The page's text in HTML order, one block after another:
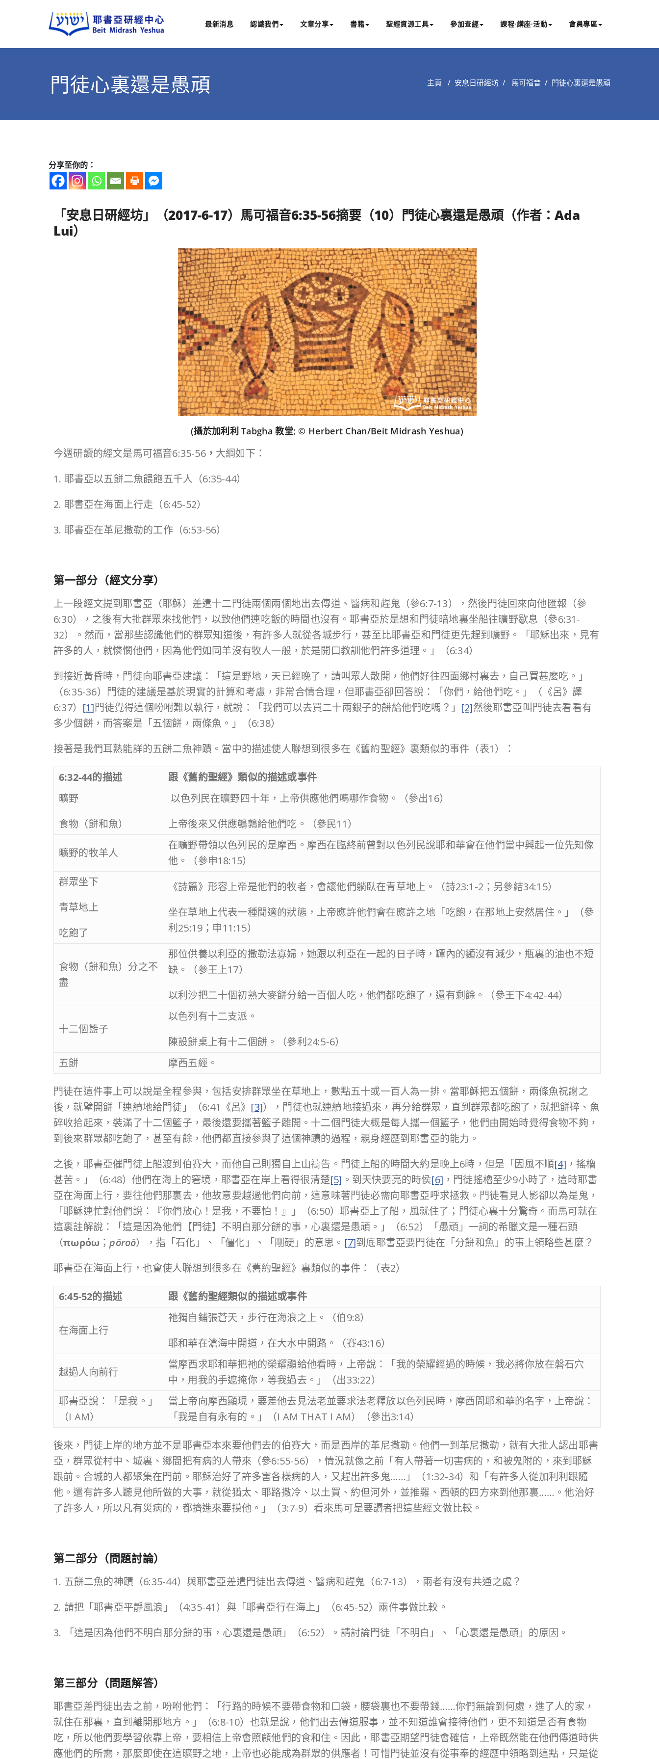
最新消息 認識我們 文章分享 書籍 聖經資源工具 參加查經 課程∙講座∙活動 會員專區
門徒心裏還是愚頑 主頁 / 安息日研經坊 / 馬可福音 / 門徒心裏還是愚頑
分享至你的：
「安息日研經坊」（2017-6-17）馬可福音6:35-56摘要（10）門徒心裏還是愚頑（作者：Ada
Lui）
(攝於加利利 Tabgha 教堂; © Herbert Chan/Beit Midrash Yeshua)
今週研讀的經文是馬可福音6:35-56， 大綱如下：
1. 耶書亞以五餅二魚餵飽五千人（6:35-44）
2. 耶書亞在海面上行走（6:45-52）
3. 耶書亞在革尼撒勒的工作（6:53-56）
第一部分（經文分享）
上一段經文提到耶書亞（耶穌）差遣十二門徒兩個兩個地出去傳道、醫病和趕鬼（參6:7-13），然後門徒回來向他匯報（參
6:30），之後有大批群眾來找他們，以致他們連吃飯的時間也沒有。耶書亞於是想和門徒暗地裏坐船往曠野歇息（參6:31-
32）。然而，當那些認識他們的群眾知道後，有許多人就從各城步行，甚至比耶書亞和門徒更先趕到曠野。「耶穌出來，見有
許多的人，就憐憫他們，因為他們如同羊沒有牧人一般，於是開口教訓他們許多道理。」（6:34）
到接近黃昏時，門徒向耶書亞建議：「這是野地，天已經晚了，請叫眾人散開，他們好往四面鄉村裏去，自己買甚麼吃。」
（6:35-36）門徒的建議是基於現實的計算和考慮，非常合情合理，但耶書亞卻回答說：「你們，給他們吃。」（《呂》譯
6:37） [1]門徒覺得這個吩咐難以執行，就說：「我們可以去買二十兩銀子的餅給他們吃嗎？」 [2]然後耶書亞叫門徒去看看有
多少個餅，而答案是「五個餅，兩條魚。」（6:38）
接著是我們耳熟能詳的五餅二魚神蹟。當中的描述使人聯想到很多在《舊約聖經》裏類似的事件（表1）：
6:32-44的描述
跟《舊約聖經》類似的描述或事件
曠野
食物（餅和魚）
以色列民在曠野四十年，上帝供應他們嗎哪作食物。（參出16）
上帝後來又供應鵪鶉給他們吃。（參民11）
曠野的牧羊人
在曠野帶領以色列民的是摩西。摩西在臨終前曾對以色列民說耶和華會在他們當中興起一位先知像
他。（參申18:15）
群眾坐下
青草地上
吃飽了
《詩篇》形容上帝是他們的牧者，會讓他們躺臥在青草地上。（詩23:1-2；另參結34:15）
坐在草地上代表一種閒適的狀態，上帝應許他們會在應許之地「吃飽，在那地上安然居住。」（參
利25:19；申11:15）
食物（餅和魚）分之不
盡
那位供養以利亞的撒勒法寡婦，她跟以利亞在一起的日子時，罈內的麵沒有減少，瓶裏的油也不短
缺。（參王上17）
以利沙把二十個初熟大麥餅分給一百個人吃，他們都吃飽了，還有剩餘。（參王下4:42-44）
十二個籃子
以色列有十二支派。
陳設餅桌上有十二個餅。（參利24:5-6）
五餅
摩西五經。
門徒在這件事上可以說是全程參與，包括安排群眾坐在草地上，數點五十或一百人為一排。當耶穌把五個餅，兩條魚祝謝之
後，就擘開餅「連續地給門徒」（6:41《呂》 [3]），門徒也就連續地接過來，再分給群眾，直到群眾都吃飽了，就把餅碎、魚
碎收拾起來，裝滿了十二個籃子，最後還要攜著籃子離開。十二個門徒大概是每人攜一個籃子，他們由開始時覺得食物不夠，
到後來群眾都吃飽了，甚至有餘，他們都直接參與了這個神蹟的過程，親身經歷到耶書亞的能力。
之後，耶書亞催門徒上船渡到伯賽大，而他自己則獨自上山禱告。門徒上船的時間大約是晚上6時，但是「因風不順[4] ，搖櫓
甚苦。」（6:48）他們在海上的窘境，耶書亞在岸上看得很清楚[5] 。到天快要亮的時侯[6] ，門徒搖櫓至少9小時了，這時耶書
亞在海面上行，要往他們那裏去，他故意要越過他們向前，這意味著門徒必需向耶書亞呼求拯救。門徒看見人影卻以為是鬼，
「耶穌連忙對他們說：『你們放心！是我，不要怕！』」（6:50）耶書亞上了船，風就住了；門徒心裏十分驚奇。而馬可就在
這裏註解說：「這是因為他們【門徒】不明白那分餅的事，心裏還是愚頑。」（6:52）「愚頑」一詞的希臘文是一種石頭
（πωρόω ；pōroō），指「石化」、「僵化」、「剛硬」的意思。 [7]到底耶書亞要門徒在「分餅和魚」的事上領略些甚麼？
耶書亞在海面上行，也會使人聯想到很多在《舊約聖經》裏類似的事件：（表2）
6:45-52的描述 跟《舊約聖經類似的描述或事件
在海面上行
祂獨自鋪張蒼天，步行在海浪之上。（伯9:8）
耶和華在滄海中開道，在大水中開路。（賽43:16）
越過人向前行
當摩西求耶和華把祂的榮耀顯給他看時，上帝說：「我的榮耀經過的時候，我必將你放在磐石穴
中，用我的手遮掩你，等我過去。」（出33:22）
耶書亞說：「是我。」
（I AM）
當上帝向摩西顯現，要差他去見法老並要求法老釋放以色列民時，摩西問耶和華的名字，上帝說：
「我是自有永有的。」（I AM THAT I AM）（參出3:14）
後來，門徒上岸的地方並不是耶書亞本來要他們去的伯賽大，而是西岸的革尼撒勒。他們一到革尼撒勒，就有大批人認出耶書
亞，群眾從村中、城裏、鄉間把有病的人帶來（參6:55-56），情況就像之前「有人帶著一切害病的，和被鬼附的，來到耶穌
跟前。合城的人都聚集在門前。耶穌治好了許多害各樣病的人，又趕出許多鬼……」（1:32-34）和「有許多人從加利利跟隨
他。還有許多人聽見他所做的大事，就從猶太、耶路撒冷、以土買、約但河外，並推羅、西頓的四方來到他那裏……。他治好
了許多人，所以凡有災病的，都擠進來要摸他。」（3:7-9）看來馬可是要讀者把這些經文做比較。
第二部分（問題討論）
1. 五餅二魚的神蹟（6:35-44）與耶書亞差遣門徒出去傳道、醫病和趕鬼（6:7-13），兩者有沒有共通之處？
2. 請把「耶書亞平靜風浪」（4:35-41）與「耶書亞行在海上」（6:45-52）兩件事做比較。
3. 「這是因為他們不明白那分餅的事，心裏還是愚頑」（6:52）。請討論門徒「不明白」、「心裏還是愚頑」的原因。
第三部分（問題解答）
耶書亞差門徒出去之前，吩咐他們：「行路的時候不要帶食物和口袋，腰袋裏也不要帶錢……你們無論到何處，進了人的家，
就住在那裏，直到離開那地方。」（6:8-10）也就是說，他們出去傳道服事，並不知道誰會接待他們，更不知道是否有食物
吃，所以他們要學習依靠上帝，要相信上帝會照顧他們的食和住。因此，耶書亞期望門徒會確信，上帝既然能在他們傳道時供
應他們的所需，那麼即使在這曠野之地，上帝也必能成為群眾的供應者！可惜門徒並沒有從事奉的經歷中領略到這點，只是從